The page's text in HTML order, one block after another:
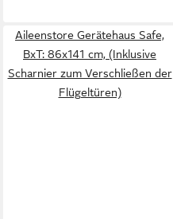
Aileenstore Gerätehaus Safe,
BxT: 86x141 cm, (Inklusive
Scharnier zum Verschließen der
Flügeltüren)